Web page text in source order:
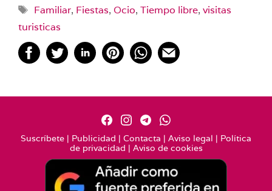
Etiquetas
Familiar, Fiestas, Ocio, Tiempo libre, visitas
turisticas
Suscríbete | Publicidad | Contacta | Aviso legal | Política
de privacidad | Aviso de cookies